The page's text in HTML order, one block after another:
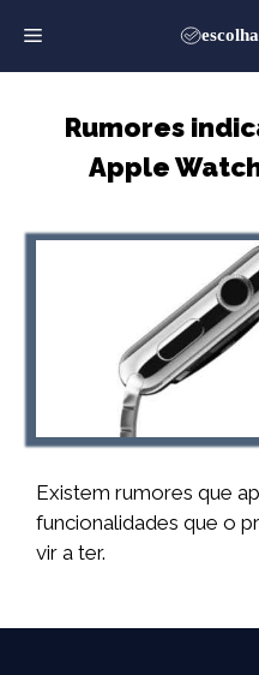
para
o
Rumores
Apple
Existem rumores que
funcionalidades que o
vir a ter.